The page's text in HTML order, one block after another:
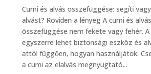
Cumi és alvás összefüggése: segíti
alvást? Röviden a lényeg A cumi és alvás
összefüggése nem fekete vagy fehér. A
egyszerre lehet biztonsági eszköz és
attól függően, hogyan használjátok.
a cumi az elalvás megnyugtató...